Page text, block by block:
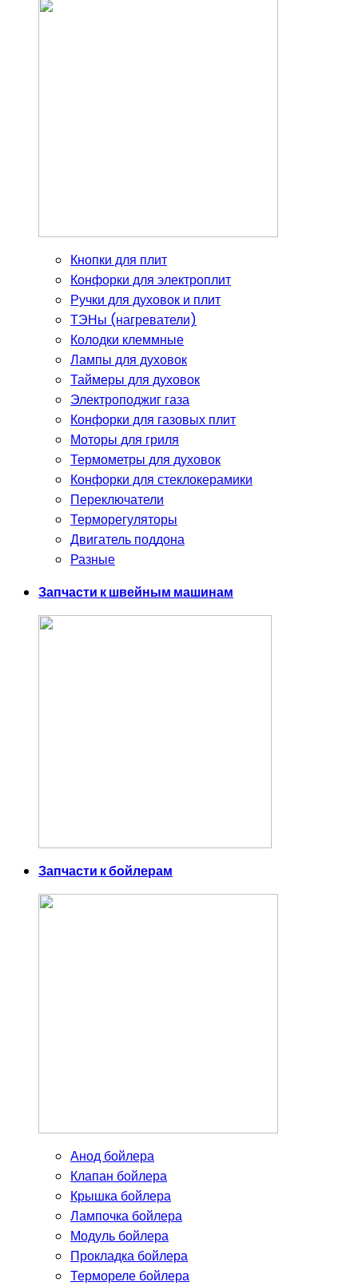
Кнопки для плит
Конфорки для электроплит
Ручки для духовок и плит
ТЭНы (нагреватели)
Колодки клеммные
Лампы для духовок
Таймеры для духовок
Электроподжиг газа
Конфорки для газовых плит
Моторы для гриля
Термометры для духовок
Конфорки для стеклокерамики
Переключатели
Терморегуляторы
Двигатель поддона
Разные
Запчасти к швейным машинам
Запчасти к бойлерам
Анод бойлера
Клапан бойлера
Крышка бойлера
Лампочка бойлера
Модуль бойлера
Прокладка бойлера
Термореле бойлера